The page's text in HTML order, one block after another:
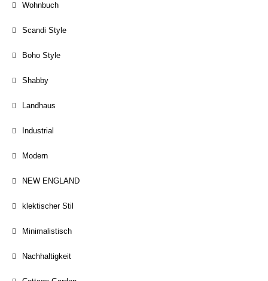
Wohnbuch
Scandi Style
Boho Style
Shabby
Landhaus
Industrial
Modern
NEW ENGLAND
klektischer Stil
Minimalistisch
Nachhaltigkeit